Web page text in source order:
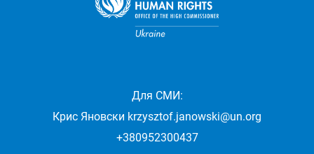
Для СМИ:
Крис Яновски krzysztof.janowski@un.org
+380952300437